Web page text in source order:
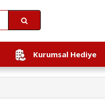
Kurumsal Hediye